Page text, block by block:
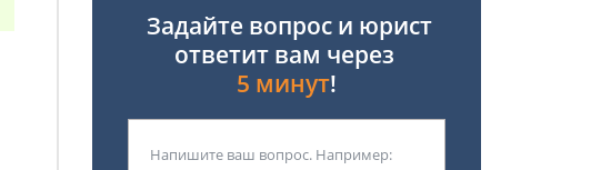
Задайте вопрос и юрист
ответит вам через
5 минут!